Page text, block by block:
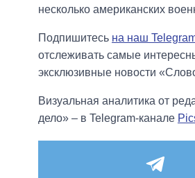
несколько американских
Подпишитесь на наш
отслеживать самые
эксклюзивные новости
Визуальная аналитика от
дело» – в Telegram-канале